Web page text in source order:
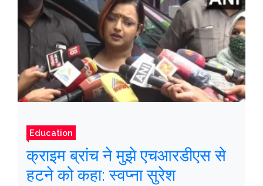
Education
क्राइम ब्रांच ने मुझे एचआरडीएस से
हटने को कहा: स्वप्ना सुरेश